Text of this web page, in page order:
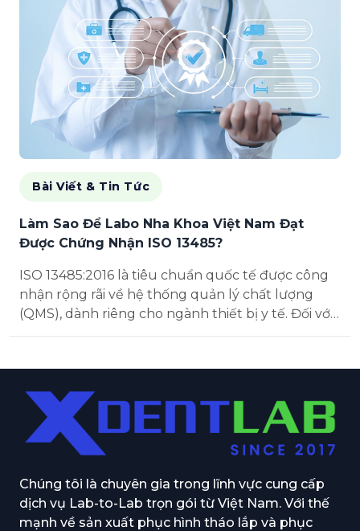
Bài Viết & Tin Tức
Làm Sao Để Labo Nha Khoa Việt Nam Đạt
Được Chứng Nhận ISO 13485?
ISO 13485:2016 là tiêu chuẩn quốc tế được công
nhận rộng rãi về hệ thống quản lý chất lượng
(QMS), dành riêng cho ngành thiết bị y tế. Đối với
các labo nha khoa tại Việt Nam, đạt chứng nhận
Chúng tôi là chuyên gia trong lĩnh vực cung cấp
dịch vụ Lab-to-Lab trọn gói từ Việt Nam. Với thế
mạnh về sản xuất phục hình tháo lắp và phục